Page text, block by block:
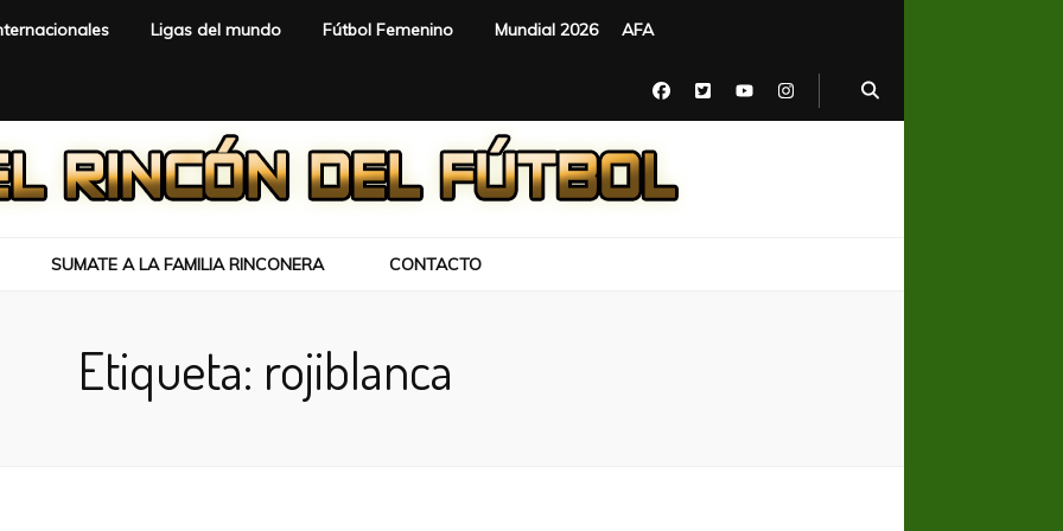
Ligas del mundo Fútbol Femenino Mundial 2026 AFA
SUMATE A LA FAMILIA RINCONERA CONTACTO
Etiqueta: rojiblanca